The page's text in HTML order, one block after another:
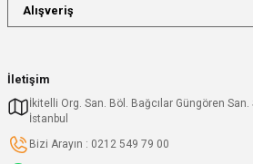
İletişim
İkitelli Org. San. Böl. Bağcılar Güngören
İstanbul
Bizi Arayın : 0212 549 79 00
Alışveriş